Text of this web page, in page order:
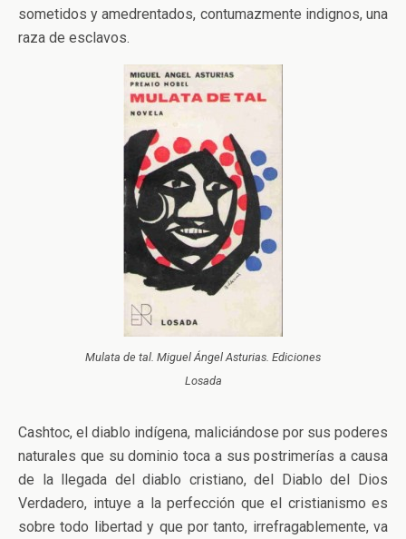
sometidos y amedrentados, contumazmente indignos, una
raza de esclavos.
Mulata de tal. Miguel Ángel Asturias. Ediciones
Losada
Cashtoc, el diablo indígena, maliciándose por sus poderes
naturales que su dominio toca a sus postrimerías a causa
de la llegada del diablo cristiano, del Diablo del Dios
Verdadero, intuye a la perfección que el cristianismo es
sobre todo libertad y que por tanto, irrefragablemente, va